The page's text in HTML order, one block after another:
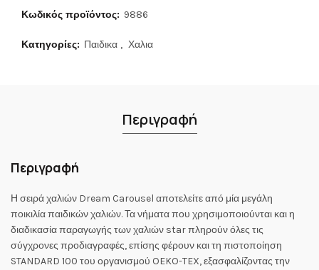
Κωδικός προϊόντος: 9886
Κατηγορίες: Παιδικα , Χαλια
Περιγραφή
Περιγραφή
Η σειρά χαλιών Dream Carousel αποτελείτε από μία μεγάλη
ποικιλία παιδικών χαλιών. Τα νήματα που χρησιμοποιούνται και η
διαδικασία παραγωγής των χαλιών star πληρούν όλες τις
σύγχρονες προδιαγραφές, επίσης φέρουν και τη πιστοποίηση
STANDARD 100 του οργανισμού OEKO-TEX, εξασφαλίζοντας την